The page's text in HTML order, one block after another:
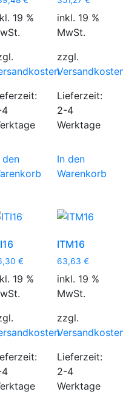
19 %
den
inkl. 19 %
MwSt.
zzgl.
Lieferzeit:
2-4
Werktage
In den
Warenkorb
€
19 %
ITM16
63,63€
inkl. 19 %
MwSt.
zzgl.
Lieferzeit:
2-4
Werktage